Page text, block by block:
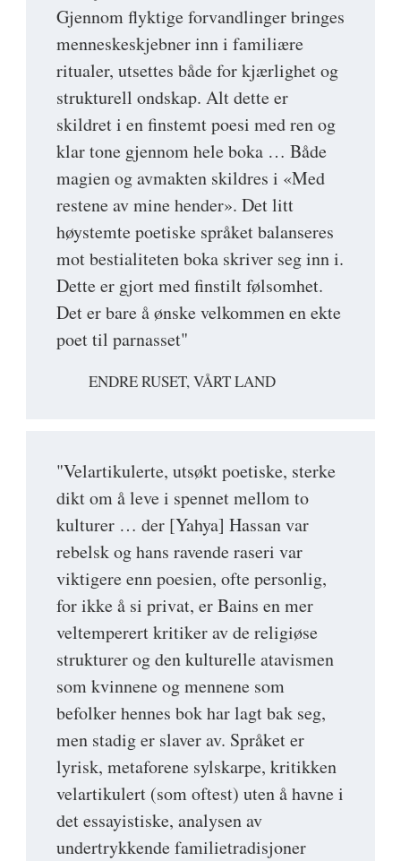
Gjennom flyktige forvandlinger bringes
menneskeskjebner inn i familiære
ritualer, utsettes både for kjærlighet og
strukturell ondskap. Alt dette er
skildret i en finstemt poesi med ren og
klar tone gjennom hele boka … Både
magien og avmakten skildres i «Med
restene av mine hender». Det litt
høystemte poetiske språket balanseres
mot bestialiteten boka skriver seg inn i.
Dette er gjort med finstilt følsomhet.
Det er bare å ønske velkommen en ekte
poet til parnasset"
ENDRE RUSET, VÅRT LAND
"Velartikulerte, utsøkt poetiske, sterke
dikt om å leve i spennet mellom to
kulturer … der [Yahya] Hassan var
rebelsk og hans ravende raseri var
viktigere enn poesien, ofte personlig,
for ikke å si privat, er Bains en mer
veltemperert kritiker av de religiøse
strukturer og den kulturelle atavismen
som kvinnene og mennene som
befolker hennes bok har lagt bak seg,
men stadig er slaver av. Språket er
lyrisk, metaforene sylskarpe, kritikken
velartikulert (som oftest) uten å havne i
det essayistiske, analysen av
undertrykkende familietradisjoner